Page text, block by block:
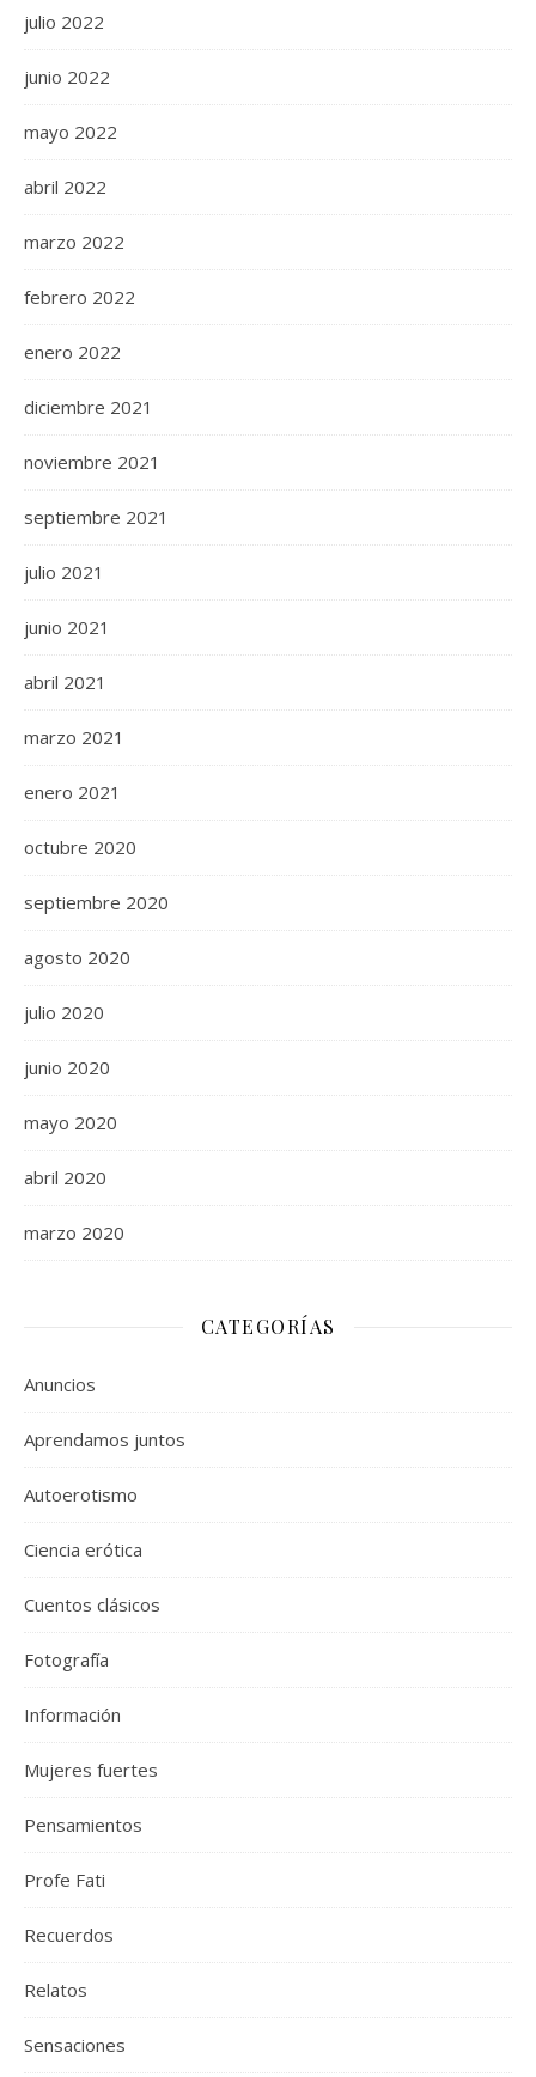
julio 2022
junio 2022
mayo 2022
abril 2022
marzo 2022
febrero 2022
enero 2022
diciembre 2021
noviembre 2021
septiembre 2021
julio 2021
junio 2021
abril 2021
marzo 2021
enero 2021
octubre 2020
septiembre 2020
agosto 2020
julio 2020
junio 2020
mayo 2020
abril 2020
marzo 2020
CATEGORÍAS
Anuncios
Aprendamos juntos
Autoerotismo
Ciencia erótica
Cuentos clásicos
Fotografía
Información
Mujeres fuertes
Pensamientos
Profe Fati
Recuerdos
Relatos
Sensaciones